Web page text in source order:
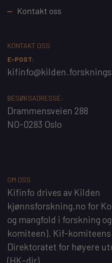
Kontakt oss
KONTAKT OSS
E-POST:
BESØKSADRESSE:
Drammensveien 288
NO-0283 Oslo
OM OSS
Kifinfo drives av Kilden
kjønnsforskning.no for
og mangfold i forskning
komiteen). Kif-
Direktoratet for høyere
(HK-dir)